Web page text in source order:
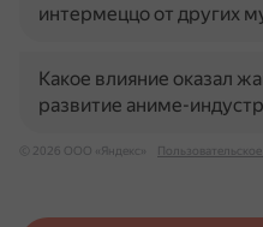
интермеццо от других
Какое влияние оказал
развитие аниме-
© 2026 ООО «Яндекс»